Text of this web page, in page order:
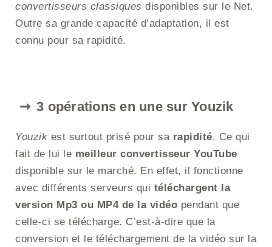
convertisseurs classiques disponibles sur le Net.
Outre sa grande capacité d’adaptation, il est
connu pour sa rapidité.
3 opérations en une sur Youzik
Youzik est surtout prisé pour sa rapidité. Ce qui
fait de lui le meilleur convertisseur YouTube
disponible sur le marché. En effet, il fonctionne
avec différents serveurs qui téléchargent la
version Mp3 ou MP4 de la vidéo pendant que
celle-ci se télécharge. C’est-à-dire que la
conversion et le téléchargement de la vidéo sur la